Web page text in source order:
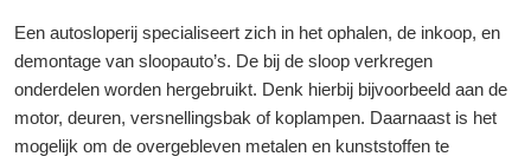
Een autosloperij specialiseert zich in het ophalen, de inkoop, en
demontage van sloopauto’s. De bij de sloop verkregen
onderdelen worden hergebruikt. Denk hierbij bijvoorbeeld aan de
motor, deuren, versnellingsbak of koplampen. Daarnaast is het
mogelijk om de overgebleven metalen en kunststoffen te